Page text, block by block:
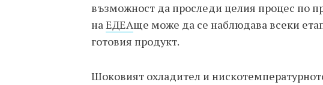
възможност да проследи целия процес по
наЕДЕАще може да се наблюдава всеки
готовия продукт.
Шоковият охладител и